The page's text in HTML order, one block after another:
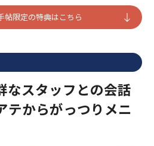
帖限定の特典はこちら
なスタッフとの会話
テからがっつりメニ